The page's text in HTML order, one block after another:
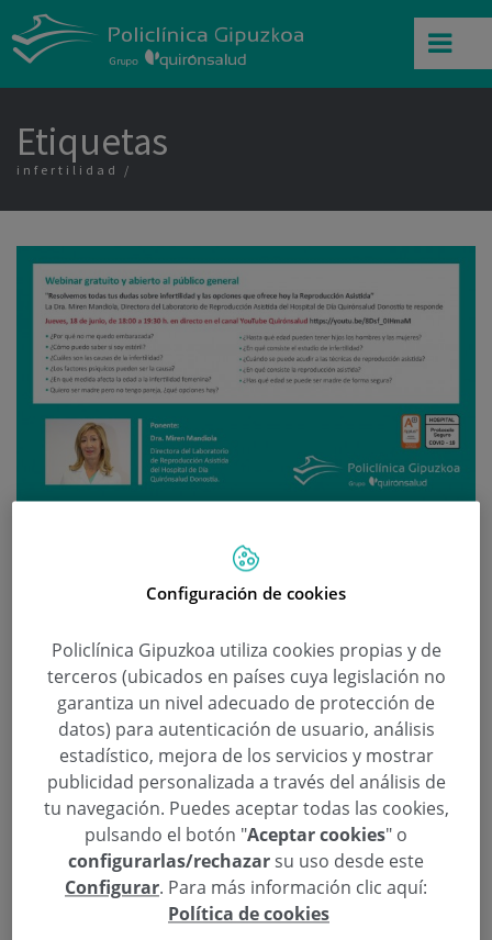
Etiquetas
infertilidad
Reproducción Asistida, este jueves
a las 18:00
Categoría:Unidad de Reproducción Asistida
15 de Junio de 2020
conferencia,fertilidad,infertilidad,ovodonación,preservar la fertilidad
Reproducción Asistida webinar
Unidad de Reproducción Asistidadel Hospital
de Día Quirónsalud Donostia ofrecerá una
conferencia virtual para resolver las dudas de los
pacientes. El webinar, gratuito y abierto al público
general, tendrá lugar el jueves 18 de junio a las
18.00 a través del
Configuración de cookies
Policlínica Gipuzkoa utiliza cookies propias y de
terceros (ubicados en países cuya legislación no
garantiza un nivel adecuado de protección de
datos) para autenticación de usuario, análisis
estadístico, mejora de los servicios y mostrar
publicidad personalizada a través del análisis de
tu navegación. Puedes aceptar todas las cookies,
pulsando el botón "Aceptar cookies" o
configurarlas/rechazarsu uso desde este
Configurar. Para más información clic aquí:
Política de cookies